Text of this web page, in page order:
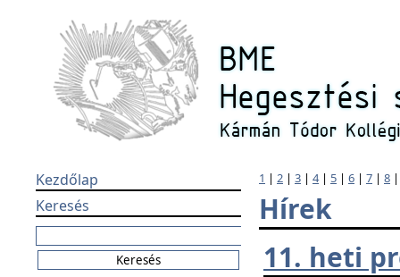
Kezdőlap
Keresés
1 | 2 | 3 | 4| 5 | 6 | 7 | 8
Hírek
11. heti